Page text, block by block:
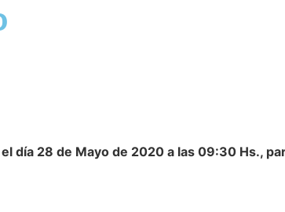
día 28 de Mayo de 2020 a las 09:30 Hs.,